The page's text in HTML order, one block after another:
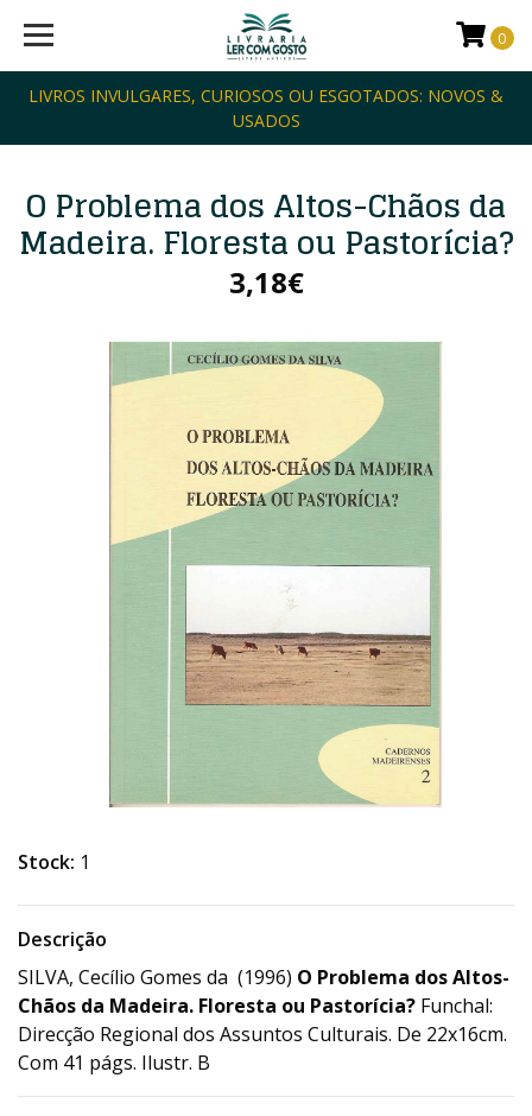
LIVROS INVULGARES, CURIOSOS OU ESGOTADOS: NOVOS &
USADOS
0
O Problema dos Altos-Chãos da
Madeira. Floresta ou Pastorícia?
3,18€
Stock: 1
Descrição
SILVA, Cecílio Gomes da (1996) O Problema dos Altos-
Chãos da Madeira. Floresta ou Pastorícia? Funchal:
Direcção Regional dos Assuntos Culturais. De 22x16cm.
Com 41 págs. Ilustr. B